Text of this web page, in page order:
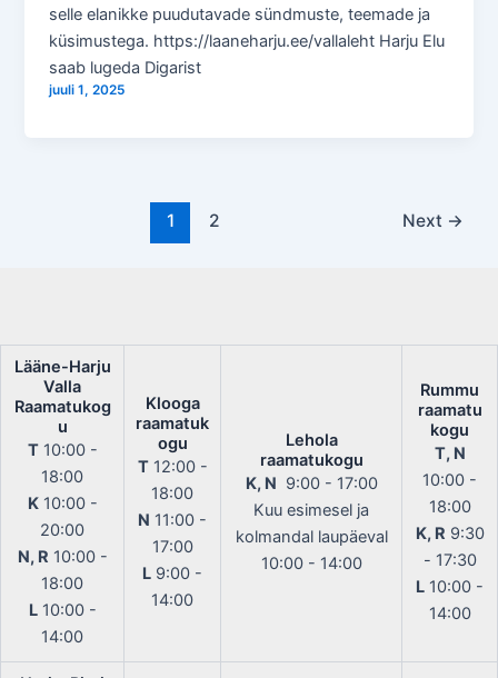
selle elanikke puudutavade sündmuste, teemade ja
küsimustega. https://laaneharju.ee/vallaleht Harju Elu
saab lugeda Digarist
juuli 1, 2025
1 2 Next →
Lääne-Harju
Valla
Raamatukog
u
T10:00 -
18:00
K10:00 -
20:00
N, R 10:00 -
18:00
L10:00 -
14:00
Klooga
raamatuk
ogu
T12:00 -
18:00
N 11:00 -
17:00
L 9:00 -
14:00
Lehola
raamatukogu
K, N 9:00 - 17:00
Kuu esimesel ja
kolmandal laupäeval
10:00 - 14:00
Rummu
raamatu
kogu
T, N
10:00 -
18:00
K, R 9:30
- 17:30
L 10:00 -
14:00